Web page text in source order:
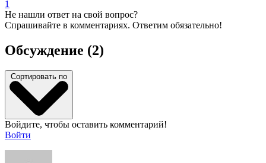
1
Не нашли ответ на свой вопрос?
Спрашивайте в комментариях. Ответим обязательно!
Обсуждение (2)
Сортировать по
Войдите, чтобы оставить комментарий!
Войти